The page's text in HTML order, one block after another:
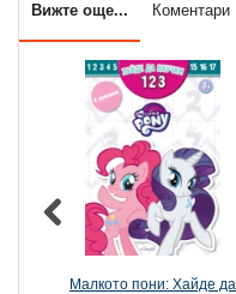
Вижте още... Коментари
Малкото пони: Хайде да